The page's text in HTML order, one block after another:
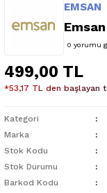
EMSAN
0 yorumu
499,00 TL
*53,17 TL den başlayan
Kategori
Marka
Stok Kodu
Stok Durumu
Barkod Kodu